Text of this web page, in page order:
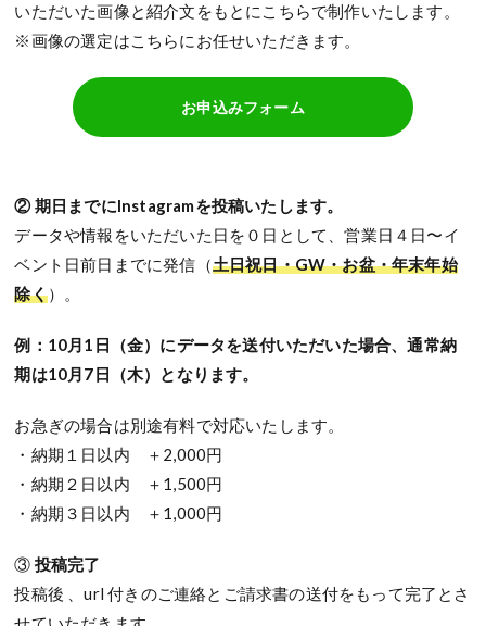
いただいた画像と紹介文をもとにこちらで制作いたします。
※画像の選定はこちらにお任せいただきます。
お申込みフォーム
② 期日までにInstagramを投稿いたします。
データや情報をいただいた日を０日として、営業日４日〜イ
ベント日前日までに発信（土日祝日・GW・お盆・年末年始
除く）。
例：10月1日（金）にデータを送付いただいた場合、通常納
期は10月7日（木）となります。
お急ぎの場合は別途有料で対応いたします。
・納期１日以内 ＋2,000円
・納期２日以内 ＋1,500円
・納期３日以内 ＋1,000円
③ 投稿完了
投稿後 、url 付きのご連絡とご請求書の送付をもって完了とさ